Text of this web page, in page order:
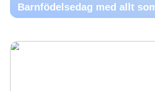
Barnfödelsedag med allt